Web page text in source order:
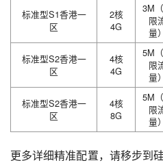
标准型S1香港一
区
2核
4G
3M
限
量）
标准型S2香港一
区
4核
4G
5M
限
量）
标准型S2香港一
区
4核
8G
5M
限
量）
更多详细精准配置，请移步到